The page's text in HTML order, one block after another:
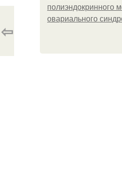
полиэндокринного
овариального
⇦